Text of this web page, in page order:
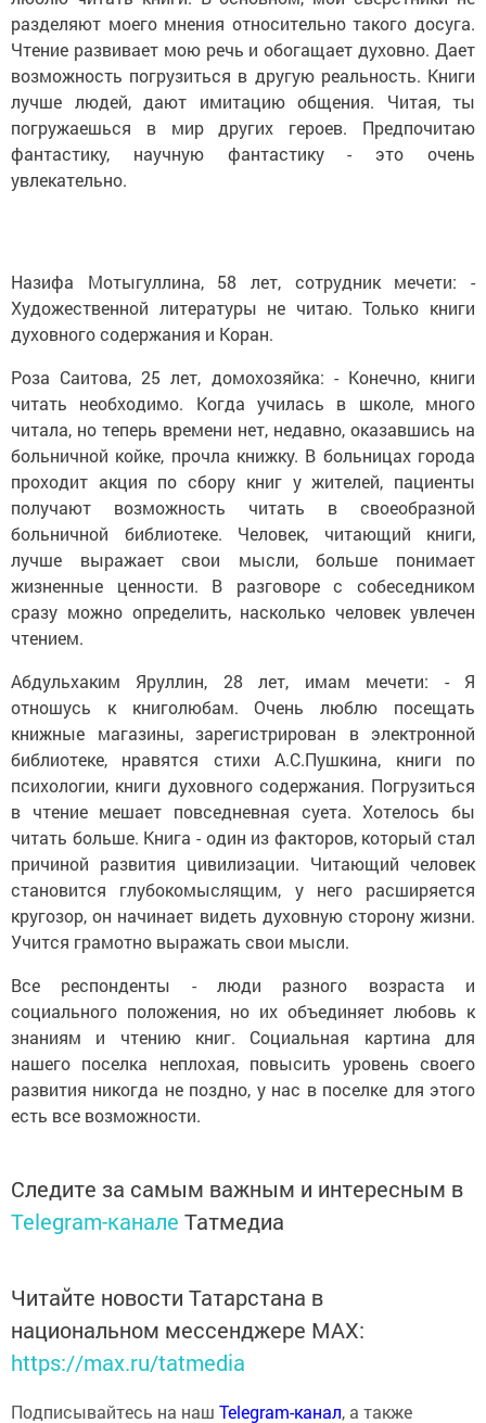
разделяют моего мнения относительно такого досуга.
Чтение развивает мою речь и обогащает духовно. Дает
возможность погрузиться в другую реальность. Книги
лучше людей, дают имитацию общения. Читая, ты
погружаешься в мир других героев. Предпочитаю
фантастику, научную фантастику - это очень
увлекательно.
Назифа Мотыгуллина, 58 лет, сотрудник мечети: -
Художественной литературы не читаю. Только книги
духовного содержания и Коран.
Роза Саитова, 25 лет, домохозяйка: - Конечно, книги
читать необходимо. Когда училась в школе, много
читала, но теперь времени нет, недавно, оказавшись на
больничной койке, прочла книжку. В больницах города
проходит акция по сбору книг у жителей, пациенты
получают возможность читать в своеобразной
больничной библиотеке. Человек, читающий книги,
лучше выражает свои мысли, больше понимает
жизненные ценности. В разговоре с собеседником
сразу можно определить, насколько человек увлечен
чтением.
Абдульхаким Яруллин, 28 лет, имам мечети: - Я
отношусь к книголюбам. Очень люблю посещать
книжные магазины, зарегистрирован в электронной
библиотеке, нравятся стихи А.С.Пушкина, книги по
психологии, книги духовного содержания. Погрузиться
в чтение мешает повседневная суета. Хотелось бы
читать больше. Книга - один из факторов, который стал
причиной развития цивилизации. Читающий человек
становится глубокомыслящим, у него расширяется
кругозор, он начинает видеть духовную сторону жизни.
Учится грамотно выражать свои мысли.
Все респонденты - люди разного возраста и
социального положения, но их объединяет любовь к
знаниям и чтению книг. Социальная картина для
нашего поселка неплохая, повысить уровень своего
развития никогда не поздно, у нас в поселке для этого
есть все возможности.
Следите за самым важным и интересным в
Telegram-канале Татмедиа
Читайте новости Татарстана в
национальном мессенджере MАХ:
https://max.ru/tatmedia
Подписывайтесь на наш Telegram-канал, а также